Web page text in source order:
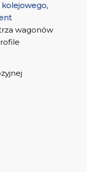
,
wagonów